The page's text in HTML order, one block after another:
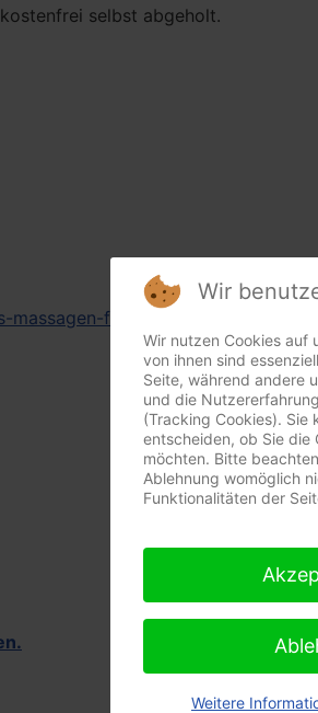
selbst abgeholt.
massagen-fobbe.sumupstore.com/
Wir
Wir nutzen Cookies auf
von ihnen sind
Seite, während andere
und die
(Tracking Cookies). Sie
entscheiden, ob Sie die
möchten. Bitte
Ablehnung womöglich
Funktionalitäten der
Weitere